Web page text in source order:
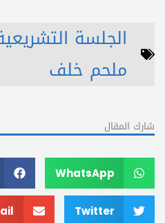
الجلسة
ملحم خلف
شارك المقال
WhatsApp
Twitter